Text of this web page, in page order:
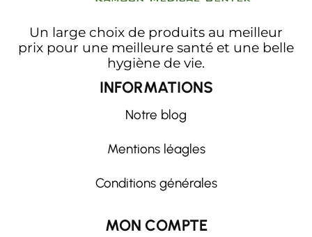
Un large choix de produits au meilleur
prix pour une meilleure santé et une belle
hygiène de vie.
INFORMATIONS
Notre blog
Mentions léagles
Conditions générales
MON COMPTE